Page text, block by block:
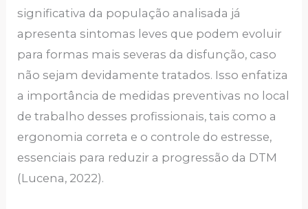
significativa da população analisada já
apresenta sintomas leves que podem evoluir
para formas mais severas da disfunção, caso
não sejam devidamente tratados. Isso enfatiza
a importância de medidas preventivas no local
de trabalho desses profissionais, tais como a
ergonomia correta e o controle do estresse,
essenciais para reduzir a progressão da DTM
(Lucena, 2022).